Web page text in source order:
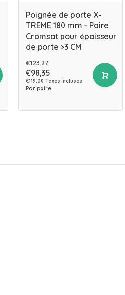
Poignée de porte X-
TREME 180 mm - Paire
Cromsat pour épaisseur
de porte >3 CM
€123,97
€98,35
€119,00 Taxes incluses
Par paire